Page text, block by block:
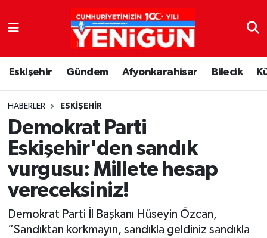
Eskişehir Gündem Afyonkarahisar Bilecik
HABERLER ESKIŞEHIR
Demokrat Parti
Eskişehir'den sandık
vurgusu: Millete hesap
vereceksiniz!
Demokrat Parti İl Başkanı Hüseyin Özcan,
“Sandıktan korkmayın, sandıkla geldiniz sandıkla
Nöbetçi Eczaneler
Hava Durumu
Trafik Durumu
Süper Lig Puan Durumu ve Fikstür
Tüm Manşetler
Son Dakika Haberleri
Haber Arşivi